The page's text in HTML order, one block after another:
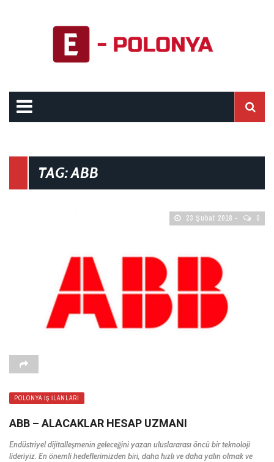
TAG: ABB
23 Şubat 2018 0
POLONYA İŞ İLANLARI
ABB – ALACAKLAR HESAP UZMANI
Endüstriyel dijitalleşmenin geleceğini yazan uluslararası öncü bir teknoloji
lideriyiz. En önemli hedeflerimizden biri, daha hızlı ve daha yalın olmak ve